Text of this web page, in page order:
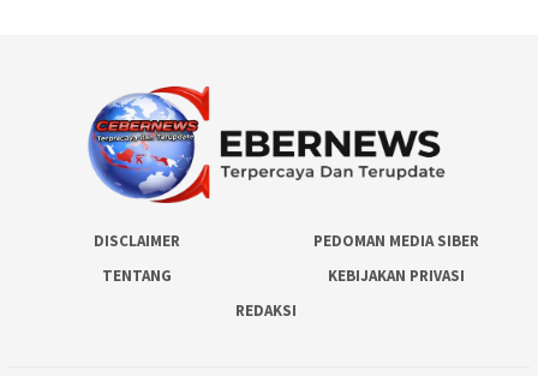
DISCLAIMER
PEDOMAN MEDIA SIBER
TENTANG
KEBIJAKAN PRIVASI
REDAKSI